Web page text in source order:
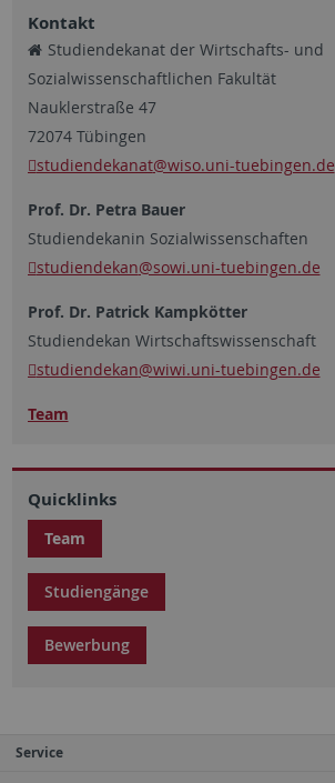
Kontakt
Studiendekanat der Wirtschafts- und
Sozialwissenschaftlichen Fakultät
Nauklerstraße 47
72074 Tübingen
studiendekanat@wiso.uni-tuebingen.de
Prof. Dr. Petra Bauer
Studiendekanin Sozialwissenschaften
studiendekan@sowi.uni-tuebingen.de
Prof. Dr. Patrick Kampkötter
Studiendekan Wirtschaftswissenschaft
studiendekan@wiwi.uni-tuebingen.de
Team
Quicklinks
Team
Studiengänge
Bewerbung
Service